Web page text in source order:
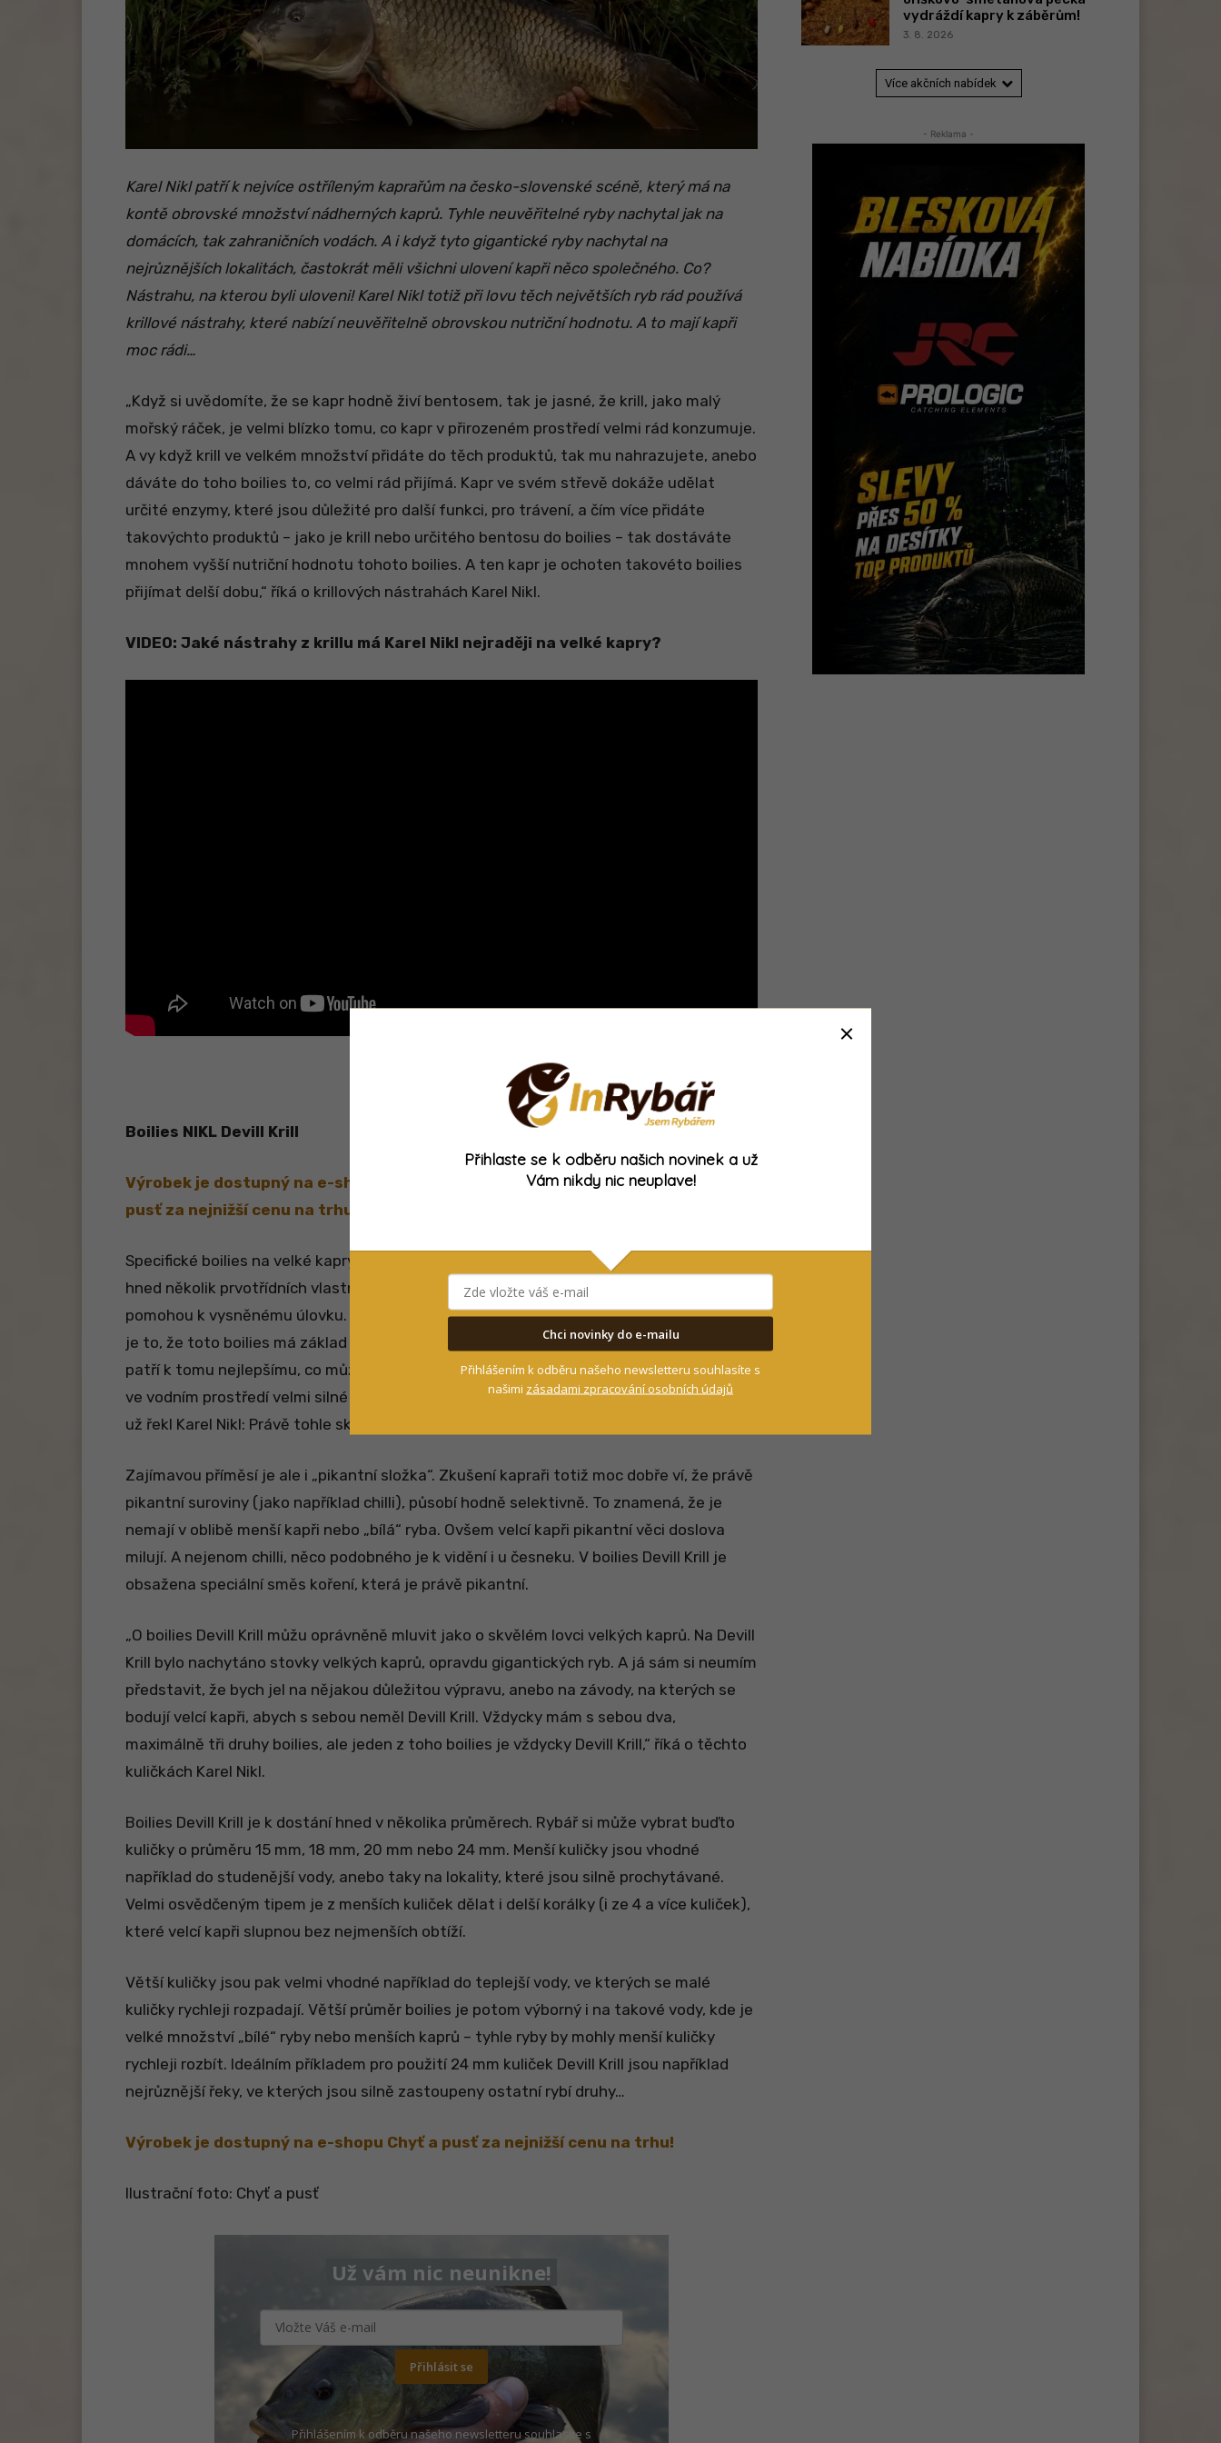
Karel Nikl patří k nejvíce ostříleným kaprařům na česko-slovenské scéně, který má na
kontě obrovské množství nádherných kaprů. Tyhle neuvěřitelné ryby nachytal jak na
domácích, tak zahraničních vodách. A i když tyto gigantické ryby nachytal na
nejrůznějších lokalitách, častokrát měli všichni ulovení kapři něco společného. Co?
Nástrahu, na kterou byli uloveni! Karel Nikl totiž při lovu těch největších ryb rád používá
krillové nástrahy, které nabízí neuvěřitelně obrovskou nutriční hodnotu. A to mají kapři
moc rádi…
„Když si uvědomíte, že se kapr hodně živí bentosem, tak je jasné, že krill, jako malý
mořský ráček, je velmi blízko tomu, co kapr v přirozeném prostředí velmi rád konzumuje.
A vy když krill ve velkém množství přidáte do těch produktů, tak mu nahrazujete, anebo
dáváte do toho boilies to, co velmi rád přijímá. Kapr ve svém střevě dokáže udělat
určité enzymy, které jsou důležité pro další funkci, pro trávení, a čím více přidáte
takovýchto produktů – jako je krill nebo určitého bentosu do boilies – tak dostáváte
mnohem vyšší nutriční hodnotu tohoto boilies. A ten kapr je ochoten takovéto boilies
přijímat delší dobu,“ říká o krillových nástrahách Karel Nikl.
VIDEO: Jaké nástrahy z krillu má Karel Nikl nejraději na velké kapry?
Boilies NIKL Devill Krill
Výrobek je dostupný na e-shopu Chyť a
pusť za nejnižší cenu na trhu!
Specifické boilies na velké kapry, které mísí
hned několik prvotřídních vlastností, které
pomohou k vysněnému úlovku. Samozřejmostí
je to, že toto boilies má základ v prvotřídních krillových produktech, které samy o sobě
patří k tomu nejlepšímu, co může rybářský trh nabídnout. Krillové produkty totiž vysílají
ve vodním prostředí velmi silné potravní signály, na které kapři velice dobře reagují. Jak
už řekl Karel Nikl: Právě tohle skvěle napodobuje přirozenou potravu kaprů.
Zajímavou příměsí je ale i „pikantní složka“. Zkušení kapraři totiž moc dobře ví, že právě
pikantní suroviny (jako například chilli), působí hodně selektivně. To znamená, že je
nemají v oblibě menší kapři nebo „bílá“ ryba. Ovšem velcí kapři pikantní věci doslova
milují. A nejenom chilli, něco podobného je k vidění i u česneku. V boilies Devill Krill je
obsažena speciální směs koření, která je právě pikantní.
„O boilies Devill Krill můžu oprávněně mluvit jako o skvělém lovci velkých kaprů. Na Devill
Krill bylo nachytáno stovky velkých kaprů, opravdu gigantických ryb. A já sám si neumím
představit, že bych jel na nějakou důležitou výpravu, anebo na závody, na kterých se
bodují velcí kapři, abych s sebou neměl Devill Krill. Vždycky mám s sebou dva,
maximálně tři druhy boilies, ale jeden z toho boilies je vždycky Devill Krill,“ říká o těchto
kuličkách Karel Nikl.
Boilies Devill Krill je k dostání hned v několika průměrech. Rybář si může vybrat buďto
kuličky o průměru 15 mm, 18 mm, 20 mm nebo 24 mm. Menší kuličky jsou vhodné
například do studenější vody, anebo taky na lokality, které jsou silně prochytávané.
Velmi osvědčeným tipem je z menších kuliček dělat i delší korálky (i ze 4 a více kuliček),
které velcí kapři slupnou bez nejmenších obtíží.
Větší kuličky jsou pak velmi vhodné například do teplejší vody, ve kterých se malé
kuličky rychleji rozpadají. Větší průměr boilies je potom výborný i na takové vody, kde je
velké množství „bílé“ ryby nebo menších kaprů – tyhle ryby by mohly menší kuličky
rychleji rozbít. Ideálním příkladem pro použití 24 mm kuliček Devill Krill jsou například
nejrůznější řeky, ve kterých jsou silně zastoupeny ostatní rybí druhy…
Výrobek je dostupný na e-shopu Chyť a pusť za nejnižší cenu na trhu!
Ilustrační foto: Chyť a pusť
Už vám nic neunikne!
Přihlásit se
Přihlášením k odběru našeho newsletteru souhlasíte s
vydráždí kapry k záběrům!
3. 8. 2026
Více akčních nabídek
- Reklama -
Přihlaste se k odběru našich novinek a už
Vám nikdy nic neuplave!
Chci novinky do e-mailu
Přihlášením k odběru našeho newsletteru souhlasíte s
našimi zásadami zpracování osobních údajů